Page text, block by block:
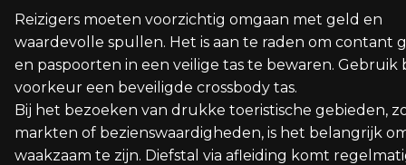
Reizigers moeten voorzichtig omgaan met geld en
waardevolle spullen. Het is aan te raden om contant
en paspoorten in een veilige tas te bewaren. Gebruik
voorkeur een beveiligde crossbody tas.
Bij het bezoeken van drukke toeristische gebieden,
markten of bezienswaardigheden, is het belangrijk
waakzaam te zijn. Diefstal via afleiding komt